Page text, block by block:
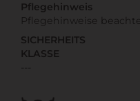
Pflegehinweis
Pflegehinweise
SICHERHEITS
KLASSE